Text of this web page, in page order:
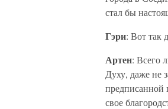
стал бы
Гэри: Вот так
Артен: Всего
Духу, даже не
предписанной
свое